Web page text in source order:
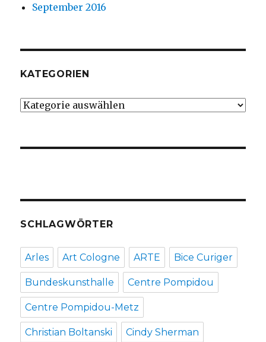
September 2016
KATEGORIEN
Kategorien
SCHLAGWÖRTER
Arles Art Cologne ARTE Bice Curiger
Bundeskunsthalle Centre Pompidou
Centre Pompidou-Metz
Christian Boltanski Cindy Sherman